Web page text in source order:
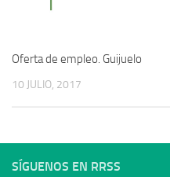
Oferta de empleo. Guijuelo
10 JULIO, 2017
SÍGUENOS EN RRSS